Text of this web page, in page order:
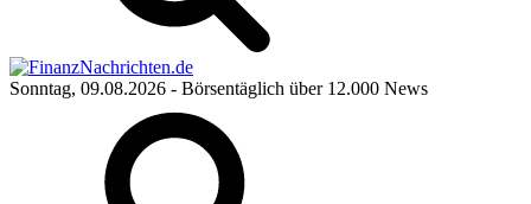
Sonntag, 09.08.2026 - Börsentäglich über 12.000 News